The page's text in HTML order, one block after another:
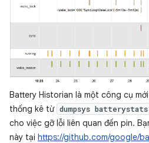
Battery Historian là một công cụ
thống kê từ dumpsys batterystats
cho việc gỡ lỗi liên quan đến pin.
này tại https://github.com/google/